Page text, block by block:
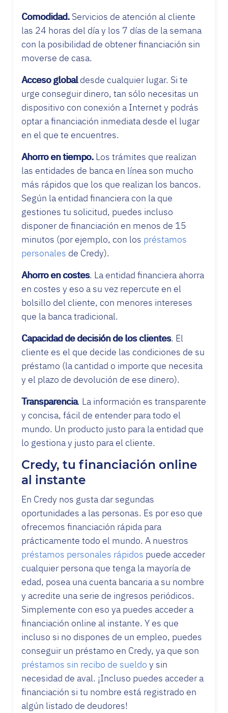
Comodidad. Servicios de atención al cliente
las 24 horas del día y los 7 días de la semana
con la posibilidad de obtener financiación sin
moverse de casa.
Acceso globaldesde cualquier lugar. Si te
urge conseguir dinero, tan sólo necesitas un
dispositivo con conexión a Internet y podrás
optar a financiación inmediata desde el lugar
en el que te encuentres.
Ahorro en tiempo. Los trámites que realizan
las entidades de banca en línea son mucho
más rápidos que los que realizan los bancos.
Según la entidad financiera con la que
gestiones tu solicitud, puedes incluso
disponer de financiación en menos de 15
minutos (por ejemplo, con los préstamos
personales de Credy).
Ahorro en costes. La entidad financiera ahorra
en costes y eso a su vez repercute en el
bolsillo del cliente, con menores intereses
que la banca tradicional.
Capacidad de decisión de los clientes. El
cliente es el que decide las condiciones de su
préstamo (la cantidad o importe que necesita
y el plazo de devolución de ese dinero).
Transparencia. La información es transparente
y concisa, fácil de entender para todo el
mundo. Un producto justo para la entidad que
lo gestiona y justo para el cliente.
Credy, tu financiación online
al instante
En Credy nos gusta dar segundas
oportunidades a las personas. Es por eso que
ofrecemos financiación rápida para
prácticamente todo el mundo. A nuestros
préstamos personales rápidos puede acceder
cualquier persona que tenga la mayoría de
edad, posea una cuenta bancaria a su nombre
y acredite una serie de ingresos periódicos.
Simplemente con eso ya puedes acceder a
financiación online al instante. Y es que
incluso si no dispones de un empleo, puedes
conseguir un préstamo en Credy, ya que son
préstamos sin recibo de sueldo y sin
necesidad de aval. ¡Incluso puedes acceder a
financiación si tu nombre está registrado en
algún listado de deudores!